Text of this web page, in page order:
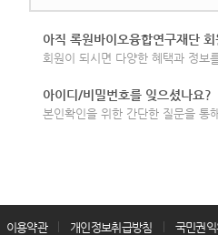
아직 록원바이오융합연구재단
회원이 되시면 다양한 혜택과 정보
아이디/비밀번호를 잊으셨나요?
본인확인을 위한 간단한 질문을 통
이용약관 개인정보취급방침 국민권